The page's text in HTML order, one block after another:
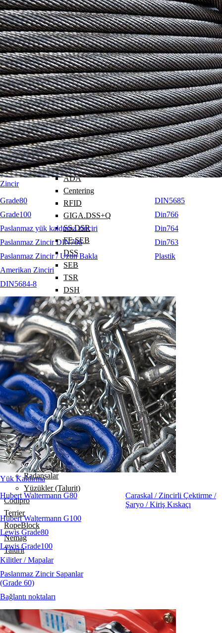
Zincir
Grade80
Grade100
Paslanmaz yük kaldırma zinciri
Paslanmaz Zincir DIN766
Paslanmaz Zincir / Uzun Bakla
Amerikan Zinciri
DIN5684-8
DIN5685
Din766
Din764
Din763
Plastik
Yük Kaldırma
Hubert Waltermann G80
Hubert Waltermann G100
Lewis Grade80
Lewis Grade100
Kilitler / Mapalar
Paslanmaz Zincir Sapanlar
(Grade 60)
Bağlantı noktaları
Caraskal / Zincirli Çektirme /
Şaryo / Kiriş Kıskaçı
Kaynaklanabilir Bağlantılar
Ayboltlar
DIN580 / DIN582 C15E
Grade80
Codipro
DSR
SS.SEB
SS.DSS
SS.FE.DSR
SS.FE.DSS
OS.DSR/DSR
OS.DSS/DSS
Blocking Spring
Lashing
ADA
Centering
RFID
GIGA.DSS+Q
SS.DSR
FE.SEB
DSS
SEB
TSR
DSH
DSP
CSS
PE.SEB/SS.PE.SEB
WE.DSR
MEGA.DSS
GIGA.DSS
FE.DSR
FE.DSS
WE.DSS
Fırdöndülü Grade80
Paslanmaz
Kilitler / Mapalar
Gerdirmeler
Klemensler / Klipsler
Radansalar
Yüzükler (Talurit)
Codipro
Terrier
RopeBlock
Nemag
Talurit